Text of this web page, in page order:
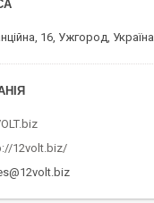
16, Ужгород, Україна
12volt.biz/